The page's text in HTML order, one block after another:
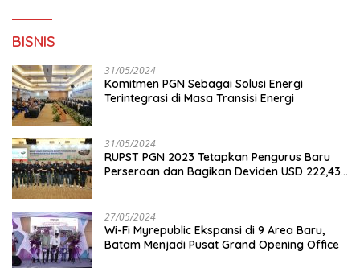
BISNIS
31/05/2024
Komitmen PGN Sebagai Solusi Energi
Terintegrasi di Masa Transisi Energi
31/05/2024
RUPST PGN 2023 Tetapkan Pengurus Baru
Perseroan dan Bagikan Deviden USD 222,43
27/05/2024
Wi-Fi Myrepublic Ekspansi di 9 Area Baru,
Batam Menjadi Pusat Grand Opening Office